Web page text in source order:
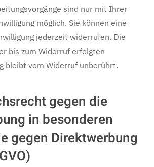
sind nur mit Ihrer
möglich. Sie können eine
jederzeit widerrufen. Die
bis zum Widerruf erfolgten
bleibt vom Widerruf unberührt.
gegen die
in besonderen
gegen Direktwerbung